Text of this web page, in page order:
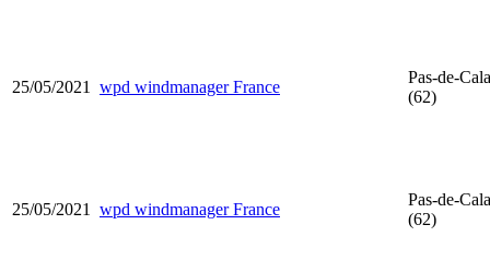
25/05/2021 wpd windmanager France
Pas-de-
(62)
25/05/2021 wpd windmanager France
Pas-de-
(62)